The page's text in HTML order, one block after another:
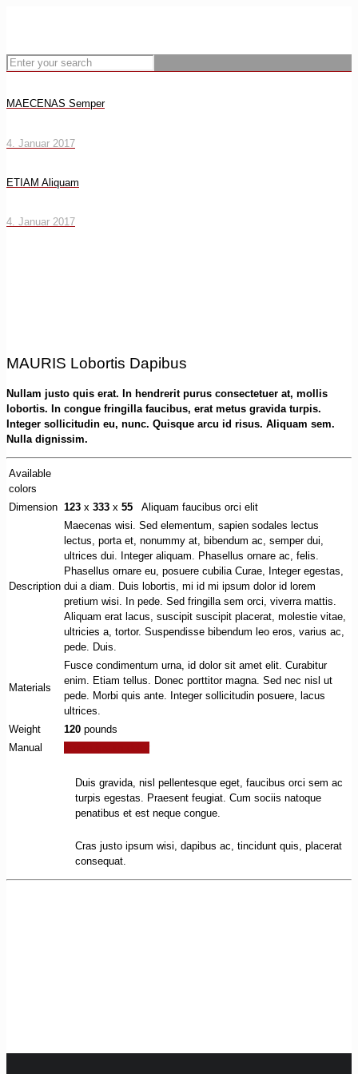
MAECENAS Semper
4. Januar 2017
ETIAM Aliquam
4. Januar 2017
MAURIS Lobortis Dapibus
Nullam justo quis erat. In hendrerit purus consectetuer at, mollis
lobortis. In congue fringilla faucibus, erat metus gravida turpis.
Integer sollicitudin eu, nunc. Quisque arcu id risus. Aliquam sem.
Nulla dignissim.
Available
colors
Dimension 123 x 333 x 55 Aliquam faucibus orci elit
Description
Maecenas wisi. Sed elementum, sapien sodales lectus
lectus, porta et, nonummy at, bibendum ac, semper dui,
ultrices dui. Integer aliquam. Phasellus ornare ac, felis.
Phasellus ornare eu, posuere cubilia Curae, Integer egestas,
dui a diam. Duis lobortis, mi id mi ipsum dolor id lorem
pretium wisi. In pede. Sed fringilla sem orci, viverra mattis.
Aliquam erat lacus, suscipit suscipit placerat, molestie vitae,
ultricies a, tortor. Suspendisse bibendum leo eros, varius ac,
pede. Duis.
Materials
Fusce condimentum urna, id dolor sit amet elit. Curabitur
enim. Etiam tellus. Donec porttitor magna. Sed nec nisl ut
pede. Morbi quis ante. Integer sollicitudin posuere, lacus
ultrices.
Weight
120 pounds
Manual
Duis gravida, nisl pellentesque eget, faucibus orci sem ac
turpis egestas. Praesent feugiat. Cum sociis natoque
penatibus et est neque congue.
Cras justo ipsum wisi, dapibus ac, tincidunt quis, placerat
consequat.